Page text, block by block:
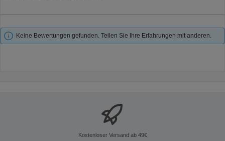
Keine Bewertungen gefunden. Teilen Sie Ihre Erfahrungen mit anderen.
Kostenloser Versand ab 49€